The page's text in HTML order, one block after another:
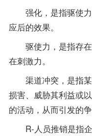
强化，是指驱使力
应后的效果。
驱使力，是指存在
在刺激力。
渠道冲突，是指某
损害、威胁其利益或
的活动，从而引发的
R-人员推销是指企